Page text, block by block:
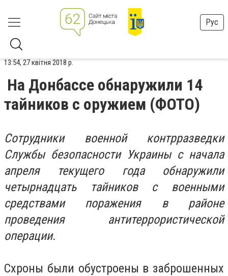
Рус
13:54, 27 квітня 2018 р.
На Донбассе обнаружили 14
тайников с оружием (ФОТО)
Сотрудники военной контрразведки
Службы безопасности Украины с начала
апреля текущего года обнаружили
четырнадцать тайников с военными
средствами поражения в районе
проведения антитеррористической
операции.
Схроны были обустроены в заброшенных